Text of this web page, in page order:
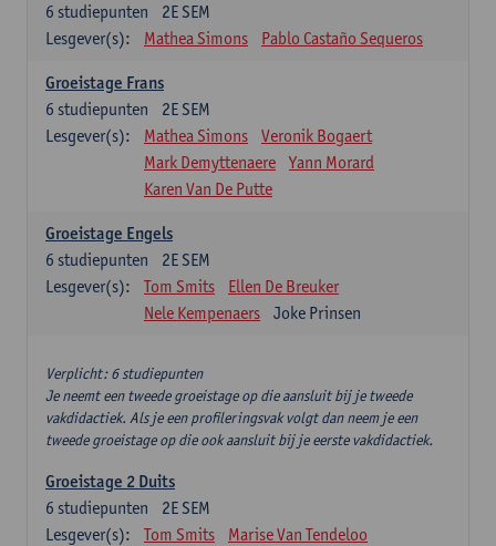
2E SEM
6 studiepunten
Lesgever(s):
Mathea Simons Pablo Castaño Sequeros
Groeistage Frans
2E SEM
6 studiepunten
Lesgever(s):
Mathea Simons
Veronik Bogaert
Mark Demyttenaere
Yann Morard
Karen Van De Putte
Groeistage Engels
2E SEM
6 studiepunten
Lesgever(s):
Tom Smits
Ellen De Breuker
Nele Kempenaers
Joke Prinsen
Verplicht: 6 studiepunten
Je neemt een tweede groeistage op die aansluit bij je tweede
vakdidactiek. Als je een profileringsvak volgt dan neem je een
tweede groeistage op die ook aansluit bij je eerste vakdidactiek.
Groeistage 2 Duits
2E SEM
6 studiepunten
Lesgever(s):
Tom Smits Marise Van Tendeloo